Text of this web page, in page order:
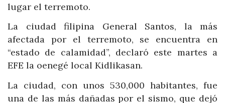
lugar el terremoto.
La ciudad filipina General Santos, la más
afectada por el terremoto, se encuentra en
“estado de calamidad”, declaró este martes a
EFE la oenegé local Kidlikasan.
La ciudad, con unos 530,000 habitantes, fue
una de las más dañadas por el sismo, que dejó